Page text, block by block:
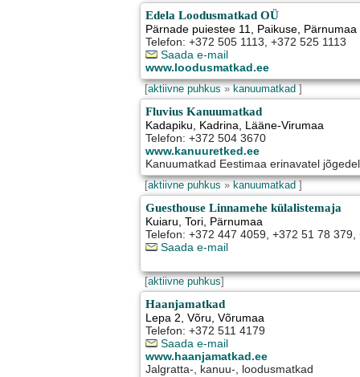
Edela Loodusmatkad OÜ
Pärnade puiestee 11, Paikuse, Pärnumaa
Telefon: +372 505 1113, +372 525 1113
Saada e-mail
www.loodusmatkad.ee
[aktiivne puhkus»kanuumatkad]
Fluvius Kanuumatkad
Kadapiku, Kadrina, Lääne-Virumaa
Telefon: +372 504 3670
www.kanuuretked.ee
Kanuumatkad Eestimaa erinavatel
[aktiivne puhkus»kanuumatkad]
Guesthouse Linnamehe külalistemaja
Kuiaru,Tori, Pärnumaa
Telefon: +372 447 4059, +372 51 78
Saada e-mail
[aktiivne puhkus]
Haanjamatkad
Lepa 2,Võru, Võrumaa
Telefon: +372 511 4179
Saada e-mail
www.haanjamatkad.ee
Jalgratta-, kanuu-, loodusmatkad